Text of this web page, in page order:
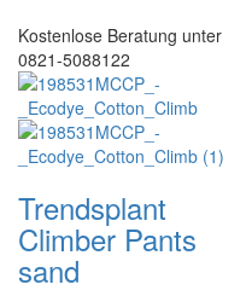
Kostenlose Beratung unter
0821-5088122
Trendsplant
Climber Pants
sand